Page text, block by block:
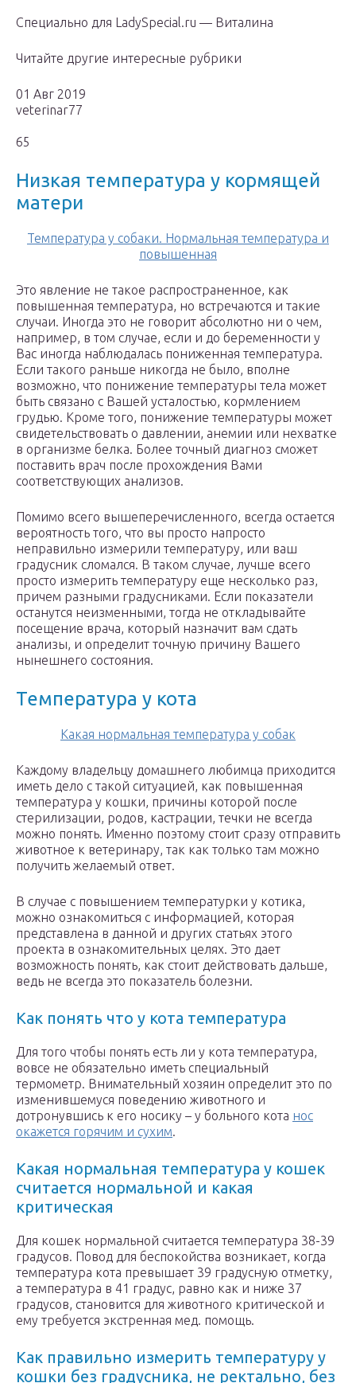
Специально для LadySpecial.ru — Виталина
Читайте другие интересные рубрики
01 Авг 2019
veterinar77
65
Низкая температура у кормящей
матери
Температура у собаки. Нормальная температура и
повышенная
Это явление не такое распространенное, как
повышенная температура, но встречаются и такие
случаи. Иногда это не говорит абсолютно ни о чем,
например, в том случае, если и до беременности у
Вас иногда наблюдалась пониженная температура.
Если такого раньше никогда не было, вполне
возможно, что понижение температуры тела может
быть связано с Вашей усталостью, кормлением
грудью. Кроме того, понижение температуры может
свидетельствовать о давлении, анемии или нехватке
в организме белка. Более точный диагноз сможет
поставить врач после прохождения Вами
соответствующих анализов.
Помимо всего вышеперечисленного, всегда остается
вероятность того, что вы просто напросто
неправильно измерили температуру, или ваш
градусник сломался. В таком случае, лучше всего
просто измерить температуру еще несколько раз,
причем разными градусниками. Если показатели
останутся неизменными, тогда не откладывайте
посещение врача, который назначит вам сдать
анализы, и определит точную причину Вашего
нынешнего состояния.
Температура у кота
Какая нормальная температура у собак
Каждому владельцу домашнего любимца приходится
иметь дело с такой ситуацией, как повышенная
температура у кошки, причины которой после
стерилизации, родов, кастрации, течки не всегда
можно понять. Именно поэтому стоит сразу отправить
животное к ветеринару, так как только там можно
получить желаемый ответ.
В случае с повышением температурки у котика,
можно ознакомиться с информацией, которая
представлена в данной и других статьях этого
проекта в ознакомительных целях. Это дает
возможность понять, как стоит действовать дальше,
ведь не всегда это показатель болезни.
Как понять что у кота температура
Для того чтобы понять есть ли у кота температура,
вовсе не обязательно иметь специальный
термометр. Внимательный хозяин определит это по
изменившемуся поведению животного и
дотронувшись к его носику – у больного кота нос
окажется горячим и сухим.
Какая нормальная температура у кошек
считается нормальной и какая
критическая
Для кошек нормальной считается температура 38-39
градусов. Повод для беспокойства возникает, когда
температура кота превышает 39 градусную отметку,
а температура в 41 градус, равно как и ниже 37
градусов, становится для животного критической и
ему требуется экстренная мед. помощь.
Как правильно измерить температуру у
кошки без градусника, не ректально, без